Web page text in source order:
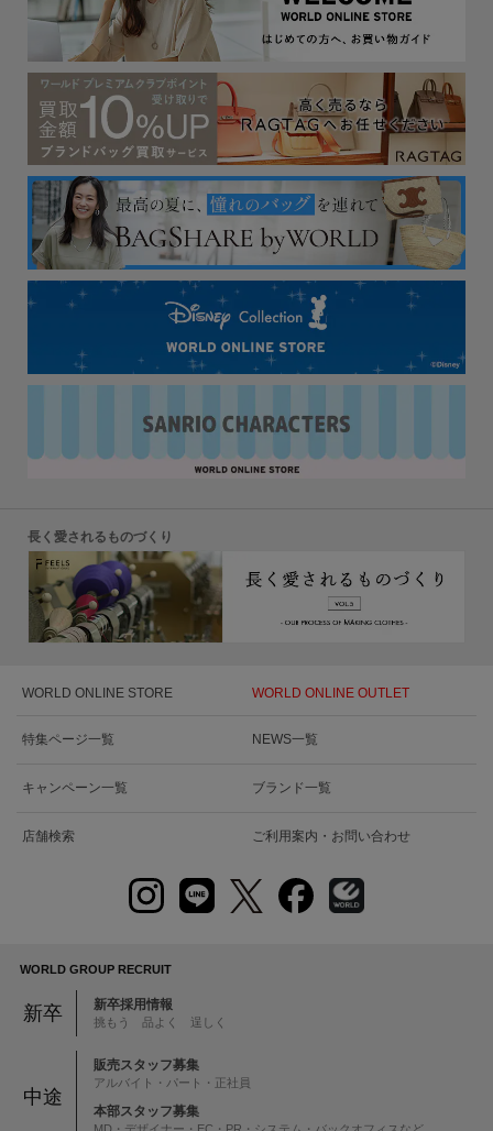
長く愛されるものづくり
WORLD ONLINE STORE WORLD ONLINE OUTLET
特集ページ一覧 NEWS一覧
キャンペーン一覧 ブランド一覧
店舗検索 ご利用案内・お問い合わせ
WORLD GROUP RECRUIT
新卒 新卒採用情報
挑もう 品よく 逞しく
中途
販売スタッフ募集
アルバイト・パート・正社員
本部スタッフ募集